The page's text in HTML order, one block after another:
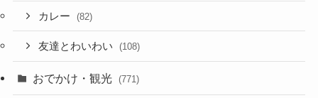
カレー (82)
友達とわいわい (108)
おでかけ・観光 (771)